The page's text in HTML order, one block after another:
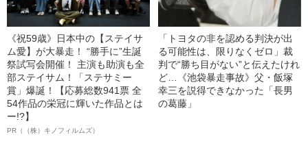
《祝59歳》日本中の【ステイサ
ム愛】が大暴走！ “勝手に”生誕
祭試写会開催！ 主演も助演も全
部ステイサム！「ステサミー
賞」爆誕！【応募総数941票 全
54作品の栄冠に輝いた作品とは
ー!?】
PR（（株）キノフィルムズ）
「トヨタの非を認める判決が出
る可能性は、限りなくゼロ」裁
判で“勝ち目がない”と伝えたけれ
ど…《池袋暴走事故》父・飯塚
幸三を説得できなかった「長男
の葛藤」